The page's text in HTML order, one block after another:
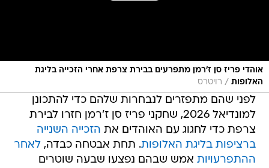
אוהדי פריז סן ז'רמן מתפרעים בבירת צרפת אחרי הזכייה בליגת
האלופות / רויטרס
לפני שהם מתפזרים לנבחרות שלהם כדי להתכונן
למונדיאל 2026, שחקני פריז סן ז'רמן חזרו לבירת
צרפת כדי לחגוג עם האוהדים את הזכייה השנייה
ברציפות בליגת האלופות. תחת אבטחה כבדה,לאחר
ההתפרעויות אמש שבהם נפצעו שבעה שוטרים